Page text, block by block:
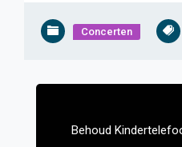
Concerten
Bericht
Behoud